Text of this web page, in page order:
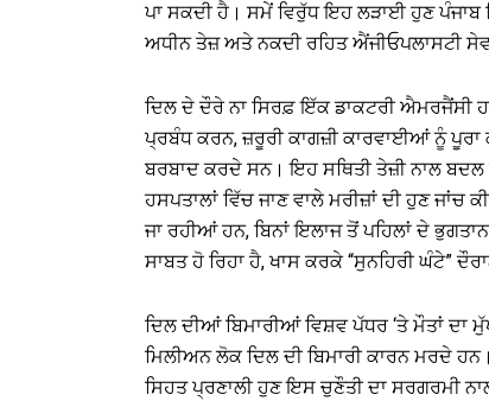
ਪਾ ਸਕਦੀ ਹੈ। ਸਮੇਂ ਵਿਰੁੱਧ ਇਹ ਲੜਾਈ ਹੁਣ ਪੰਜਾਬ
ਅਧੀਨ ਤੇਜ਼ ਅਤੇ ਨਕਦੀ ਰਹਿਤ ਐਂਜੀਓਪਲਾਸਟੀ
ਦਿਲ ਦੇ ਦੌਰੇ ਨਾ ਸਿਰਫ਼ ਇੱਕ ਡਾਕਟਰੀ ਐਮਰਜੈਂਸੀ
ਪ੍ਰਬੰਧ ਕਰਨ, ਜ਼ਰੂਰੀ ਕਾਗਜ਼ੀ ਕਾਰਵਾਈਆਂ ਨੂੰ
ਬਰਬਾਦ ਕਰਦੇ ਸਨ। ਇਹ ਸਥਿਤੀ ਤੇਜ਼ੀ ਨਾਲ ਬਦਲ
ਹਸਪਤਾਲਾਂ ਵਿੱਚ ਜਾਣ ਵਾਲੇ ਮਰੀਜ਼ਾਂ ਦੀ ਹੁਣ
ਜਾ ਰਹੀਆਂ ਹਨ, ਬਿਨਾਂ ਇਲਾਜ ਤੋਂ ਪਹਿਲਾਂ ਦੇ
ਸਾਬਤ ਹੋ ਰਿਹਾ ਹੈ, ਖਾਸ ਕਰਕੇ “ਸੁਨਹਿਰੀ ਘੰਟੇ”
ਦਿਲ ਦੀਆਂ ਬਿਮਾਰੀਆਂ ਵਿਸ਼ਵ ਪੱਧਰ ‘ਤੇ ਮੌਤਾਂ
ਮਿਲੀਅਨ ਲੋਕ ਦਿਲ ਦੀ ਬਿਮਾਰੀ ਕਾਰਨ ਮਰਦੇ
ਸਿਹਤ ਪ੍ਰਣਾਲੀ ਹੁਣ ਇਸ ਚੁਣੌਤੀ ਦਾ ਸਰਗਰਮੀ